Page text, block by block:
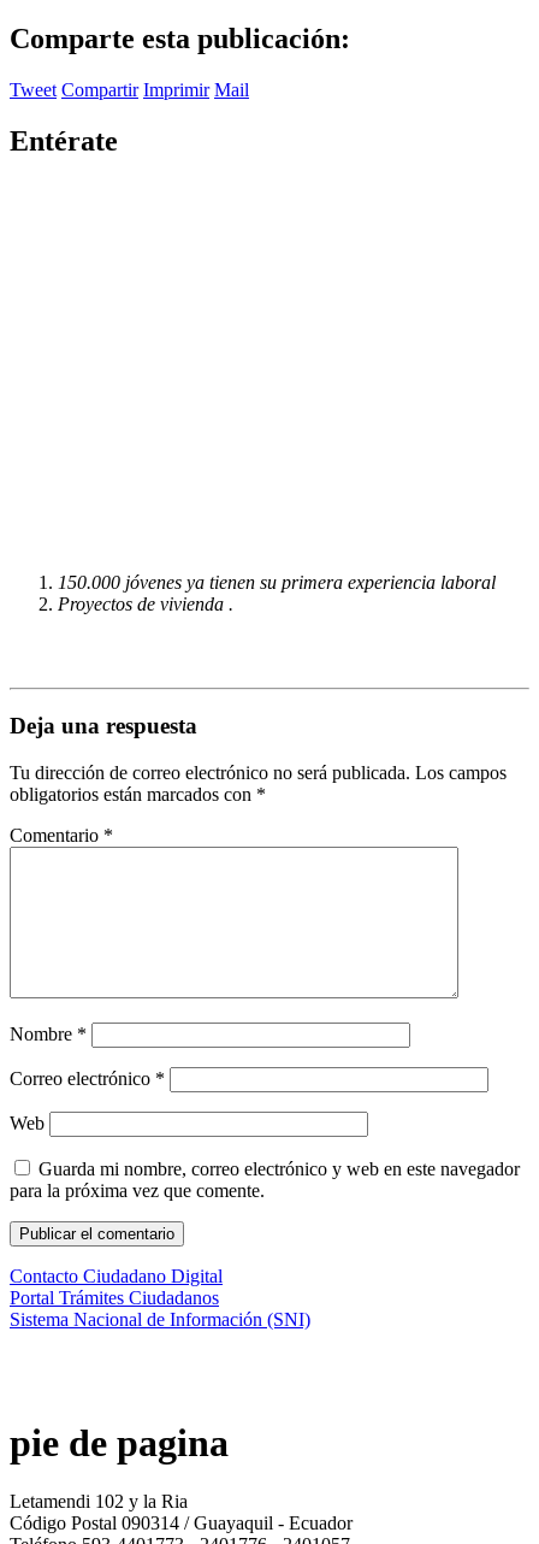
Comparte esta publicación:
Tweet Compartir Imprimir Mail
Entérate
150.000 jóvenes ya tienen su primera experiencia laboral
Proyectos de vivienda .
Deja una respuesta
Tu dirección de correo electrónico no será publicada. Los campos
obligatorios están marcados con *
Comentario *
Nombre *
Correo electrónico *
Web
Guarda mi nombre, correo electrónico y web en este navegador
para la próxima vez que comente.
Contacto Ciudadano Digital
Portal Trámites Ciudadanos
Sistema Nacional de Información (SNI)
pie de pagina
Letamendi 102 y la Ria
Código Postal 090314 / Guayaquil - Ecuador